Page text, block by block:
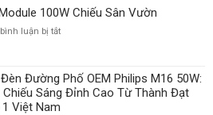
100W Chiếu Sân Vườn
luận bị tắtở
Module
100W
Chiếu
Đường Phố OEM Philips M16 50W:
Chiếu Sáng Đỉnh Cao Từ Thành Đạt
Việt Nam